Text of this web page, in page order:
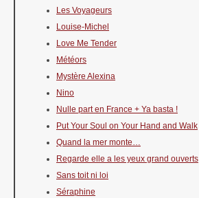
Les Voyageurs
Louise-Michel
Love Me Tender
Météors
Mystère Alexina
Nino
Nulle part en France + Ya basta !
Put Your Soul on Your Hand and Walk
Quand la mer monte…
Regarde elle a les yeux grand ouverts
Sans toit ni loi
Séraphine